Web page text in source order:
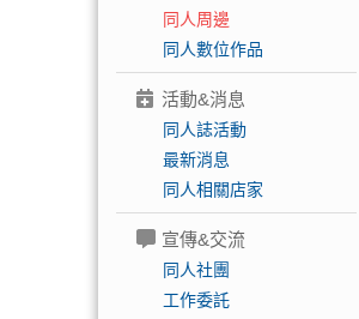
同人周邊
同人數位作品
活動&消息
同人誌活動
最新消息
同人相關店家
宣傳&交流
同人社團
工作委託